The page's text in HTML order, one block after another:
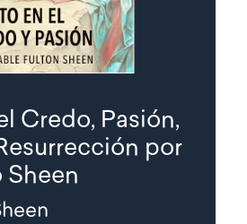
Credo, Pasión,
por
Sheen